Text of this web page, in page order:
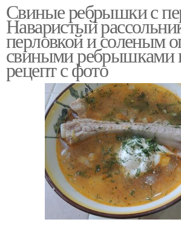
Свиные ребрышки с
Наваристый
перловкой и соленым
свиными ребрышками
рецепт с фото